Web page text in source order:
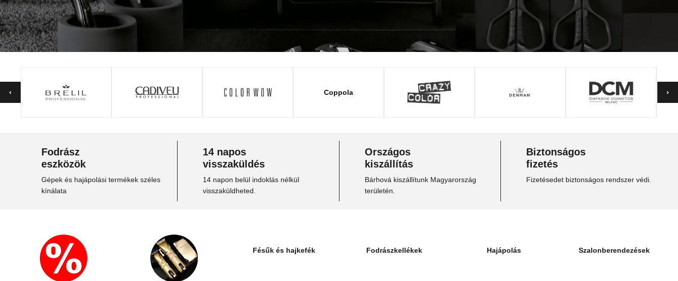
‹ Coppola ›
Fodrász
eszközök
Gépek és hajápolási termékek széles
kínálata
14 napos
visszaküldés
14 napon belül indoklás nélkül
visszaküldheted.
Országos
kiszállítás
Bárhová kiszállítunk Magyarország
területén.
Biztonságos
fizetés
Fizetésedet biztonságos rendszer védi.
Fésűk és hajkefék Fodrászkellékek Hajápolás Szalonberendezések